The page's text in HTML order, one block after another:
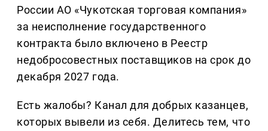
России АО «Чукотская торговая компания»
за неисполнение государственного
контракта было включено в Реестр
недобросовестных поставщиков на срок до
декабря 2027 года.
Есть жалобы? Канал для добрых казанцев,
которых вывели из себя. Делитеcь тем, что